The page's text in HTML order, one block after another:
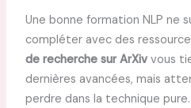
Une bonne formation NLP ne
compléter avec des
de recherche sur ArXivvous
dernières avancées, mais
perdre dans la technique